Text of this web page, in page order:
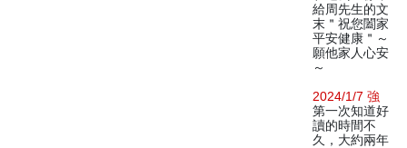
給周先生的文
末＂祝您闔家
平安健康＂～
願他家人心安
～
2024/1/7 強
第一次知道好
讀的時間不
久，大約兩年